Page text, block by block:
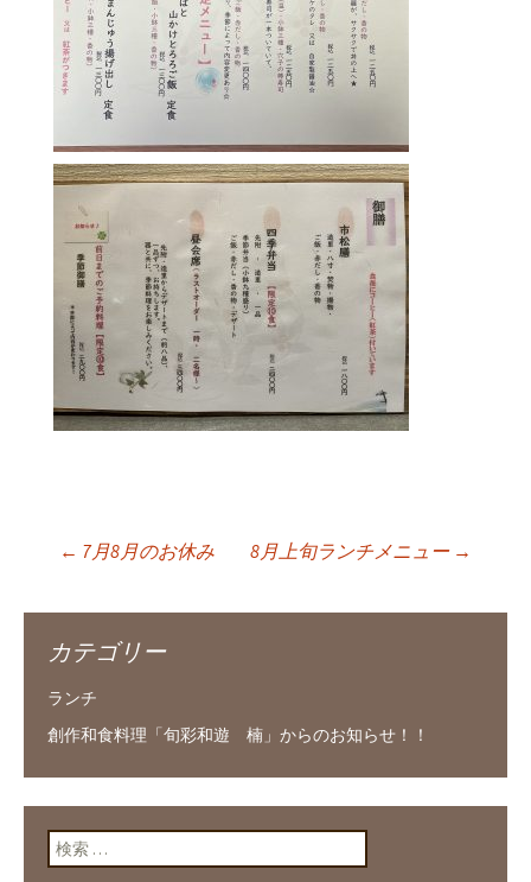
ン
← 7月8月のお休み 8月上旬ランチメニュー →
カテゴリー
ランチ
創作和食料理「旬彩和遊 楠」からのお知らせ！！
検索: